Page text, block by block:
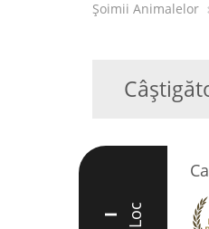
Şoimii Animalelor
I Loc